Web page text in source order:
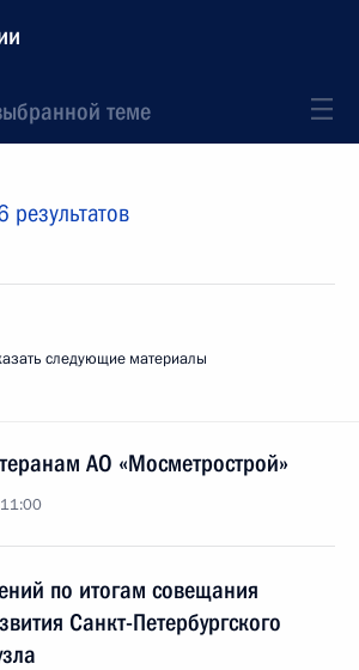
теме
результатов
следующие материалы
АО «Мосметрострой»
по итогам совещания
Санкт-Петербургского